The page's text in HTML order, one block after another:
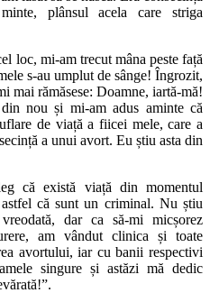
plânsul acela care striga
loc, mi-am trecut mâna peste față
s-au umplut de sânge! Îngrozit,
mai rămăsese: Doamne, iartă-mă!
nou și mi-am adus aminte că
de viață a fiicei mele, care a
a unui avort. Eu știu asta din
că există viață din momentul
că sunt un criminal. Nu știu
dar ca să-mi micșorez
am vândut clinica și toate
avortului, iar cu banii respectivi
singure și astăzi mă dedic